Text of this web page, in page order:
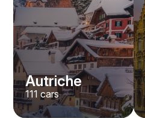
Autriche
111 cars